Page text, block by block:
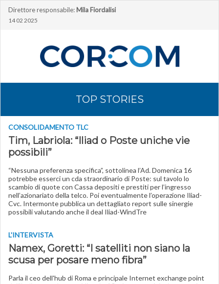
Direttore responsabile: Mila Fiordalisi
14 02 2025
TOP STORIES
CONSOLIDAMENTO TLC
Tim, Labriola: “Iliad o Poste uniche vie
possibili”
“Nessuna preferenza specifica”, sottolinea l’Ad. Domenica 16
potrebbe esserci un cda straordinario di Poste: sul tavolo lo
scambio di quote con Cassa depositi e prestiti per l’ingresso
nell’azionariato della telco. Poi eventualmente l’operazione Iliad-
Cvc. Intermonte pubblica un dettagliato report sulle sinergie
possibili valutando anche il deal Iliad-WindTre
L'INTERVISTA
Namex, Goretti: “I satelliti non siano la
scusa per posare meno fibra”
Parla il ceo dell'hub di Roma e principale Internet exchange point